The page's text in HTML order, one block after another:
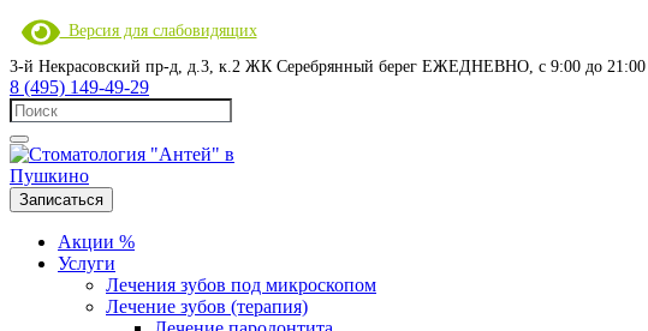
Версия для слабовидящих
3-й Некрасовский пр-д, д.3, к.2 ЖК Серебрянный берег ЕЖЕДНЕВНО, с 9:00 до 21:00
8 (495) 149-49-29
Записаться
Акции %
Услуги
Лечения зубов под микроскопом
Лечение зубов (терапия)